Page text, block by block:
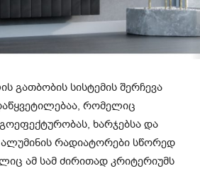
გათბობის სისტემის შერჩევა
რომელიც
ხარჯებსა და
რადიატორები სწორედ
ამ სამ ძირითად კრიტერიუმს